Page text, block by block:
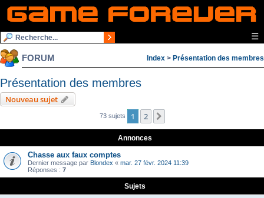
☰
FORUM Index > Présentation des membres
Présentation des membres
Nouveau sujet
73 sujets 1 2
Annonces
Chasse aux faux comptes
Dernier message par Blondex « mar. 27 févr. 2024 11:39
Réponses : 7
Sujets